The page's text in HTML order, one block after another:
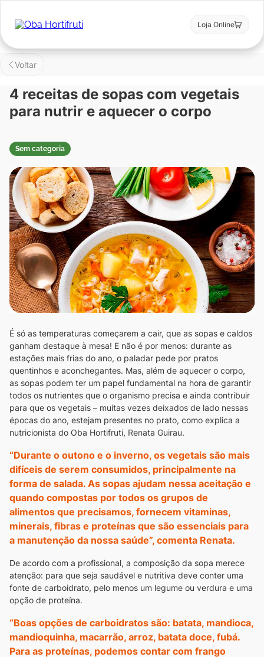
Loja Online
Voltar
4 receitas de sopas com vegetais
para nutrir e aquecer o corpo
Sem categoria
É só as temperaturas começarem a cair, que as sopas e caldos
ganham destaque à mesa! E não é por menos: durante as
estações mais frias do ano, o paladar pede por pratos
quentinhos e aconchegantes. Mas, além de aquecer o corpo,
as sopas podem ter um papel fundamental na hora de garantir
todos os nutrientes que o organismo precisa e ainda contribuir
para que os vegetais – muitas vezes deixados de lado nessas
épocas do ano, estejam presentes no prato, como explica a
nutricionista do Oba Hortifruti, Renata Guirau.
“Durante o outono e o inverno, os vegetais são mais
difíceis de serem consumidos, principalmente na
forma de salada. As sopas ajudam nessa aceitação e
quando compostas por todos os grupos de
alimentos que precisamos, fornecem vitaminas,
minerais, fibras e proteínas que são essenciais para
a manutenção da nossa saúde”, comenta Renata.
De acordo com a profissional, a composição da sopa merece
atenção: para que seja saudável e nutritiva deve conter uma
fonte de carboidrato, pelo menos um legume ou verdura e uma
opção de proteína.
“Boas opções de carboidratos são: batata, mandioca,
mandioquinha, macarrão, arroz, batata doce, fubá.
Para as proteínas, podemos contar com frango